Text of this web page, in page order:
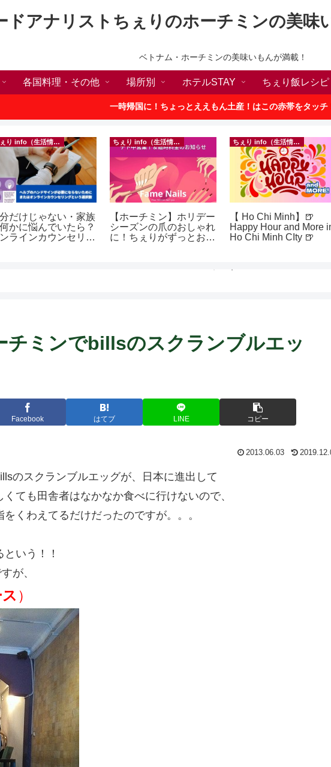
ドアナリストちぇりのホーチミンの美味
ベトナム・ホーチミンの美味いもんが満載！
各国料理・その他 場所別 ホテルSTAY ちぇり飯レシピ
一時帰国に！ちょっとええもん土産！はこの赤帯をタッチ
ちぇり info（生活情報）
だけじゃない・家族
かに悩んでいたら？
ラインカウンセリン
ちぇり info（生活情報）
【ホーチミン】ホリデー
シーズンの爪のおしゃれ
に！ちぇりがずっとお世
ちぇり info（生活情報）
【 Ho Chi Minh】🍺
Happy Hour and More
Ho Chi Minh CIty 🍺
ミンでbillsのスクランブルエッ
Facebook はてブ LINE コピー
2013.06.03
のスクランブルエッグが、日本に進出して
ても田舎者はなかなか食べに行けないので、
くわえてるだけだったのですが。。。
いう！！
が、
）